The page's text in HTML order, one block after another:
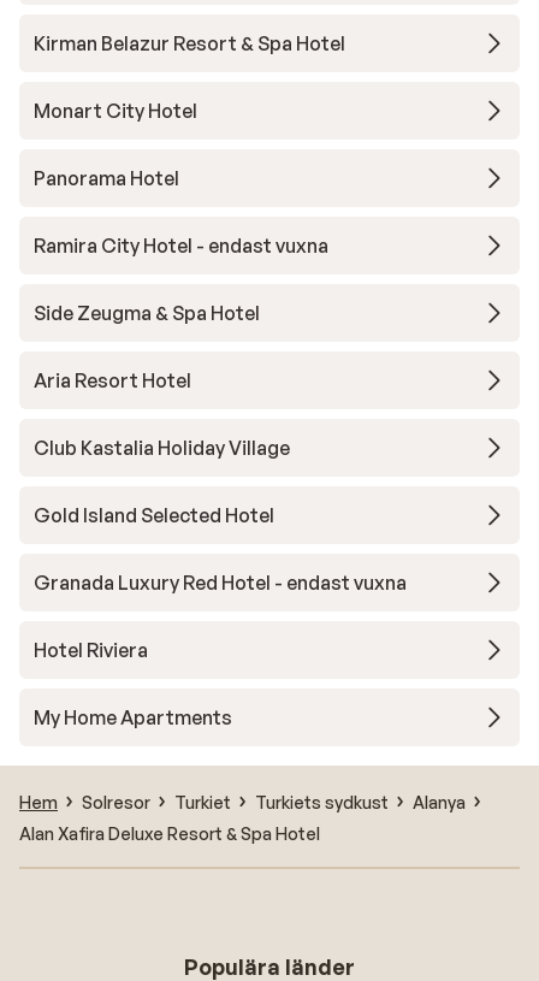
Kirman Belazur Resort & Spa Hotel
Monart City Hotel
Panorama Hotel
Ramira City Hotel - endast vuxna
Side Zeugma & Spa Hotel
Aria Resort Hotel
Club Kastalia Holiday Village
Gold Island Selected Hotel
Granada Luxury Red Hotel - endast vuxna
Hotel Riviera
My Home Apartments
Hem Solresor Turkiet Turkiets sydkust
Alanya
Alan Xafira Deluxe Resort & Spa Hotel
Populära länder